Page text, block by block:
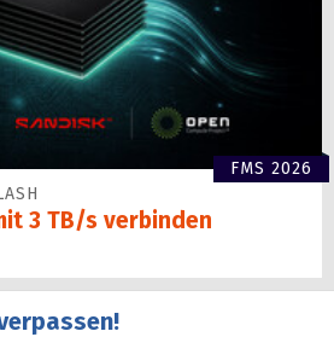
FMS 2026
3 TB/s verbinden